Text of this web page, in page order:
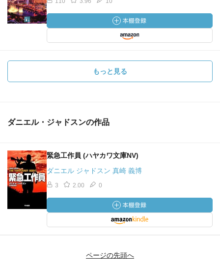
もっと見る
ダニエル・ジャドスンの作品
緊急工作員 (ハヤカワ文庫NV)
ダニエル ジャドスン 真崎 義博
3 2.00 0
ページの先頭へ